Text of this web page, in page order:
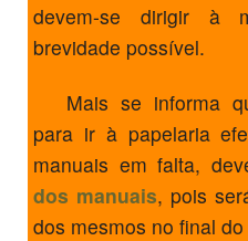
devem-se dirigir à
brevidade possível.
Mais se informa
para ir à papelaria
manuais em falta,
dos manuais, pois
dos mesmos no final